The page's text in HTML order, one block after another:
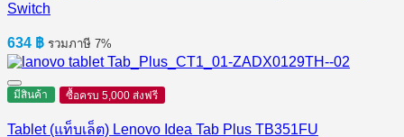
Switch
634 ฿ รวมภาษี 7%
มีสินค้า ซื้อครบ 5,000 ส่งฟรี
Tablet (แท็บเล็ต) Lenovo Idea Tab Plus TB351FU